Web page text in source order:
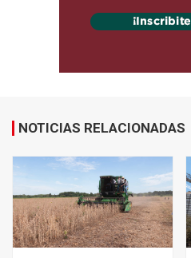
NOTICIAS RELACIONADAS